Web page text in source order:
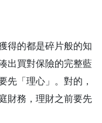
得的都是碎片般的知
出買對保險的完整藍
先「理心」。對的，
財務，理財之前要先